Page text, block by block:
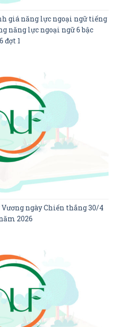
giá năng lực ngoại ngữ tiếng
năng lực ngoại ngữ 6 bậc
đợt 1
ngày Chiến thắng 30/4
2026